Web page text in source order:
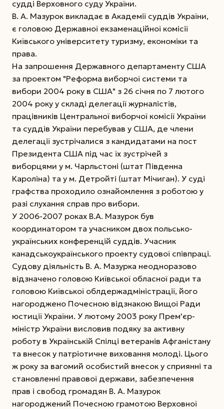
судді Верховного суду України.
В. А. Мазурок викладає в Академії суддів України,
є головою Державної екзаменаційної комісії
Київського університету туризму, економіки та
права.
На запрошення Державного департаменту США
за проектом "Реформа виборчої системи та
вибори 2004 року в США" з 26 січня по 7 лютого
2004 року у складі делегації журналістів,
працівників Центральної виборчої комісії України
та суддів України перебував у США, де члени
делегації зустрічалися з кандидатами на пост
Президента США під час їх зустрічей з
виборцями у м. Чарльстоні (штат Південна
Кароліна) та у м. Детройті (штат Мічиган). У суді
графства проходило ознайомлення з роботою у
разі слухання справ про вибори.
У 2006-2007 роках В.А. Мазурок був
координатором та учасником двох польсько­
українських конференцій суддів. Учасник
канадсько­українського проекту судової співпраці.
Судову діяльність В. А. Мазурка неодноразово
відзначено головою Київської обласної ради та
головою Київської облдержадміністрації, його
нагороджено Почесною відзнакою Вищої Ради
юстиції України. У лютому 2003 року Прем'єр-
міністр України висловив подяку за активну
роботу в Українській Спілці ветеранів Афганістану
та внесок у патріотичне виховання молоді. Цього
ж року за вагомий особистий внесок у сприянні та
становленні правової держави, забезпечення
прав і свобод громадян В. А. Мазурок
нагороджений Почесною грамотою Верховної